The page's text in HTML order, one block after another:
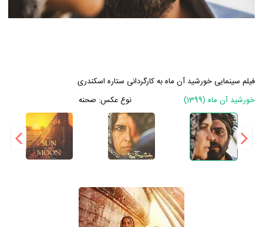
فیلم سینمایی خورشید آن ماه به کارگردانی ستاره اسکندری
خورشید آن ماه (1399)
نوع عکس: صحنه